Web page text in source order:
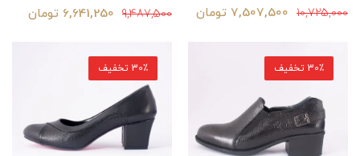
10,725,000 7,507,500 تومان 9,487,500 6,641,250 تومان
30٪ تخفیف 30٪ تخفیف